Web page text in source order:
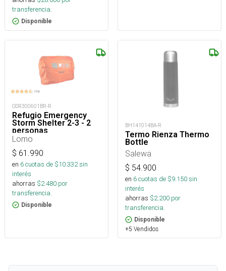
transferencia.
Disponible
ODR300601BR-R
Refugio Emergency
Storm Shelter 2-3 - 2
personas
Lomo
$ 61.990
en 6cuotas de $10.332sin
interés
ahorras $2.480 por
transferencia.
Disponible
BH141014BA-R
Termo Rienza Thermo
Bottle
Salewa
$ 54.900
en 6cuotas de $9.150sin
interés
ahorras $2.200 por
transferencia.
Disponible
+5 Vendidos